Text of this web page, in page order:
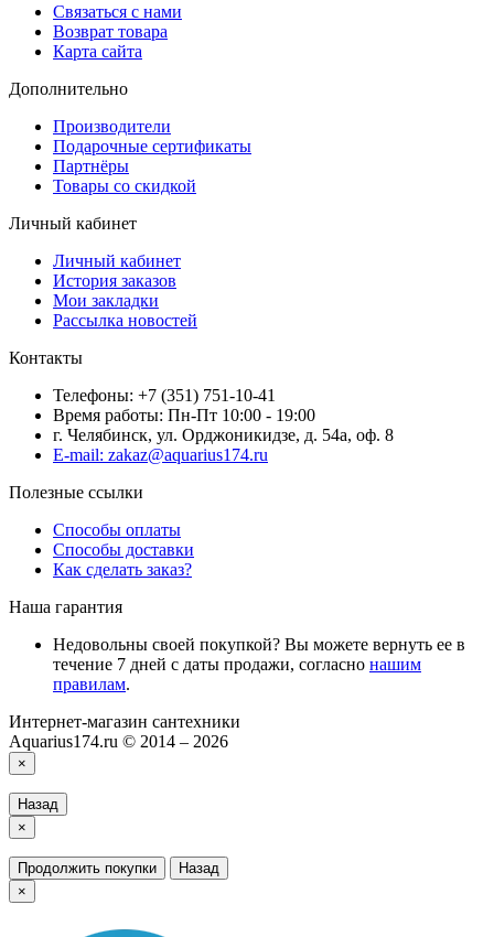
Связаться с нами
Возврат товара
Карта сайта
Дополнительно
Производители
Подарочные сертификаты
Партнёры
Товары со скидкой
Личный кабинет
Личный кабинет
История заказов
Мои закладки
Рассылка новостей
Контакты
Телефоны: +7 (351) 751-10-41
Время работы: Пн-Пт 10:00 - 19:00
г. Челябинск, ул. Орджоникидзе, д. 54а, оф. 8
E-mail: zakaz@aquarius174.ru
Полезные ссылки
Способы оплаты
Способы доставки
Как сделать заказ?
Наша гарантия
Недовольны своей покупкой? Вы можете вернуть ее в
течение 7 дней с даты продажи, согласно нашим
правилам.
Интернет-магазин сантехники
Aquarius174.ru © 2014 – 2026
×
Назад
×
Продолжить покупки
Назад
×